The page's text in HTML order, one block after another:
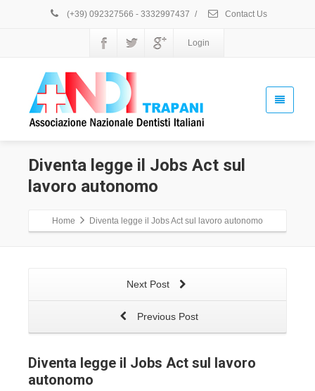
(+39) 092327566 - 3332997437 / Contact Us
Login
Diventa legge il Jobs Act sul
lavoro autonomo
Home Diventa legge il Jobs Act sul lavoro autonomo
Next Post
Previous Post
Diventa legge il Jobs Act sul lavoro
autonomo